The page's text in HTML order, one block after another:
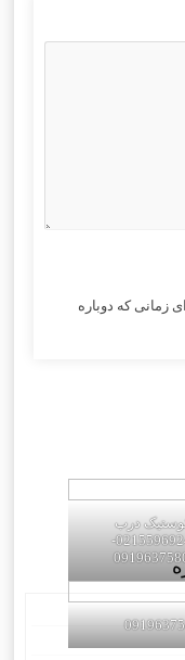
زمانی که دوباره
درب
02155969245-